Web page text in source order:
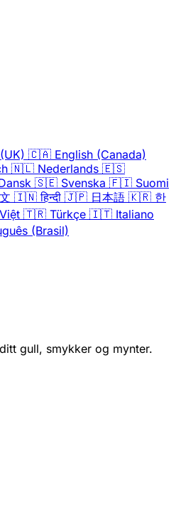
🇨🇦 English (Canada)
🇳🇱 Nederlands 🇪🇸
🇸🇪 Svenska 🇫🇮 Suomi
🇮🇳 हिन्दी 🇯🇵 日本語 🇰🇷 한
🇹🇷 Türkçe 🇮🇹 Italiano
(Brasil)
gull, smykker og mynter.